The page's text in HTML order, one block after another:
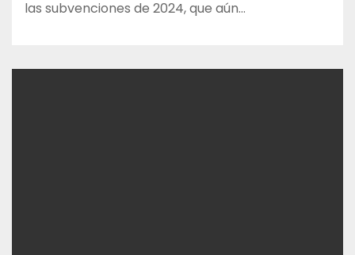
las subvenciones de 2024, que aún…